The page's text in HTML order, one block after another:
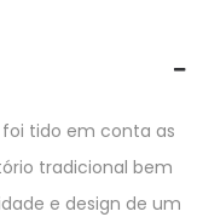
tido em conta as
tradicional bem
e design de um